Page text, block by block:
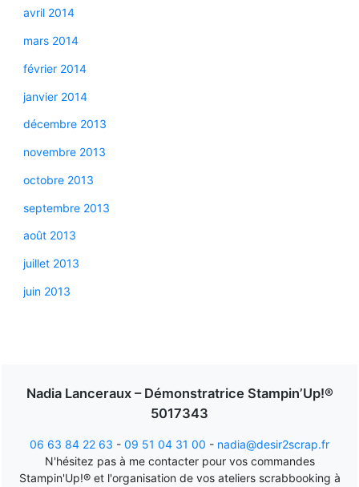
avril 2014
mars 2014
février 2014
janvier 2014
décembre 2013
novembre 2013
octobre 2013
septembre 2013
août 2013
juillet 2013
juin 2013
Nadia Lanceraux – Démonstratrice Stampin’Up!®
5017343
06 63 84 22 63 - 09 51 04 31 00 - nadia@desir2scrap.fr
N'hésitez pas à me contacter pour vos commandes
Stampin'Up!® et l'organisation de vos ateliers scrabbooking à